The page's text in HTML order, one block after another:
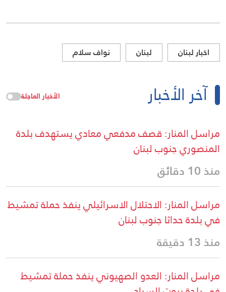
اخبار لبنان لبنان نواف سلام
آخر الأخبار الأخبار العاجلة
مراسل المنار: قصف مدفعي معادي يستهدف بلدة
المنصوري جنوب لبنان
منذ 10 دقائق
مراسل المنار: الاحتلال الاسرائيلي ينفذ حملة تمشيط
في بلدة حداثا جنوب لبنان
منذ 13 دقيقة
مراسل المنار: العدو الصهيوني ينفذ حملة تمشيط